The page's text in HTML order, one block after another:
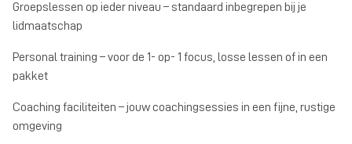
Groepslessen op ieder niveau – standaard inbegrepen bij je
lidmaatschap
Personal training – voor de 1- op- 1 focus, losse lessen of in een
pakket
Coaching faciliteiten – jouw coachingsessies in een fijne, rustige
omgeving